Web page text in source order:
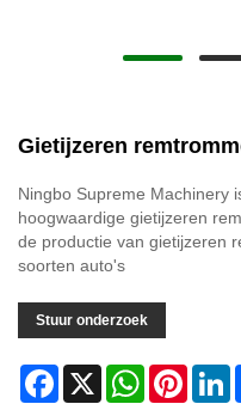
Gietijzeren
Ningbo Supreme Machinery
hoogwaardige gietijzeren
de productie van gietijzeren
soorten auto's
Stuur onderzoek
Facebook
X WhatsApp